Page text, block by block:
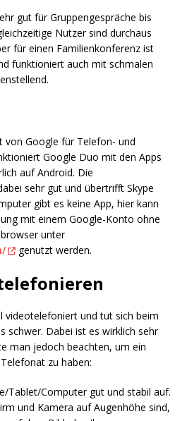
gut für Gruppengespräche bis
Nutzer sind durchaus
für einen Familienkonferenz ist
funktioniert auch mit schmalen
von Google für Telefon- und
Google Duo mit den Apps
auf Android. Die
sehr gut und übertrifft Skype
gibt es keine App, hier kann
mit einem Google-Konto ohne
unter
genutzt werden.
videotelefoniert und tut sich beim
schwer. Dabei ist es wirklich sehr
man jedoch beachten, um ein
zu haben:
Tablet/Computer gut und stabil auf.
und Kamera auf Augenhöhe sind,